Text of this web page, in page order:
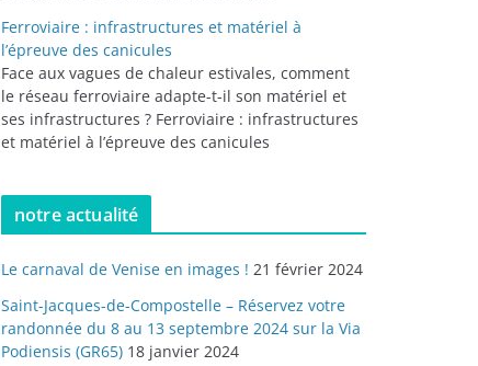
Ferroviaire : infrastructures et matériel à
l’épreuve des canicules
Face aux vagues de chaleur estivales, comment
le réseau ferroviaire adapte-t-il son matériel et
ses infrastructures ? Ferroviaire : infrastructures
et matériel à l’épreuve des canicules
notre actualité
Le carnaval de Venise en images ! 21 février 2024
Saint-Jacques-de-Compostelle – Réservez votre
randonnée du 8 au 13 septembre 2024 sur la Via
Podiensis (GR65) 18 janvier 2024